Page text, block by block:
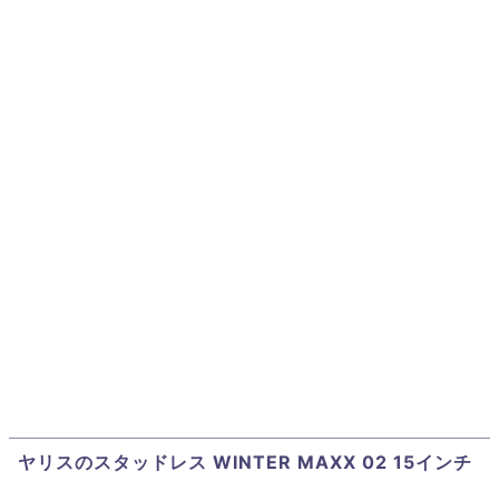
ヤリスのスタッドレス WINTER MAXX 02 15インチ